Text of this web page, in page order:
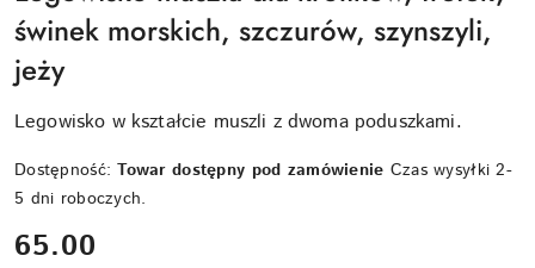
świnek morskich, szczurów, szynszyli,
jeży
Legowisko w kształcie muszli z dwoma poduszkami.
Dostępność:Towar dostępny pod zamówienie Czas wysyłki 2-
5 dni roboczych.
cena:
65.00